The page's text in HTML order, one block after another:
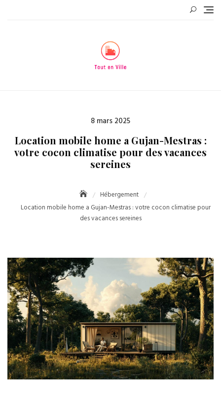
Posted
8 mars 2025
Location mobile home a Gujan-Mestras :
votre cocon climatise pour des vacances
sereines
Hébergement
Location mobile home a Gujan-Mestras : votre cocon climatise pour
des vacances sereines